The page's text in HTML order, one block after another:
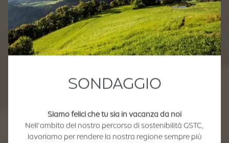
SONDAGGIO
Siamo felici che tu sia in vacanza da noi
Nell’ambito del nostro percorso di sostenibilità GSTC,
lavoriamo per rendere la nostra regione sempre più